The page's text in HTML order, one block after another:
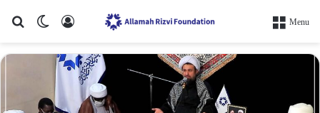
Search forSwitch skin
Log In Menu